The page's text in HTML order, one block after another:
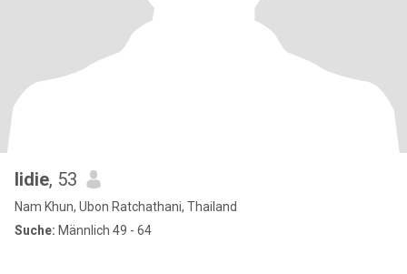
lidie, 53
Nam Khun, Ubon Ratchathani, Thailand
Suche: Männlich 49 - 64